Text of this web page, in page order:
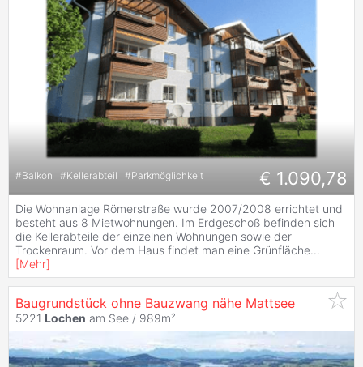
#Balkon #Kellerabteil #Parkmöglichkeit € 1.090,78
Die Wohnanlage Römerstraße wurde 2007/2008 errichtet und
besteht aus 8 Mietwohnungen. Im Erdgeschoß befinden sich
die Kellerabteile der einzelnen Wohnungen sowie der
Trockenraum. Vor dem Haus findet man eine Grünfläche...
[Mehr]
Baugrundstück ohne Bauzwang nähe Mattsee
5221 Lochen am See / 989m²